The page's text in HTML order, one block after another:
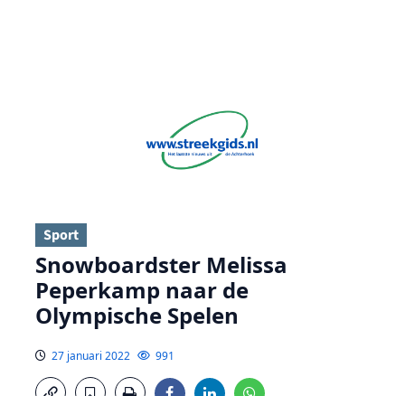
Sport
Snowboardster Melissa
Peperkamp naar de
Olympische Spelen
27 januari 2022 991